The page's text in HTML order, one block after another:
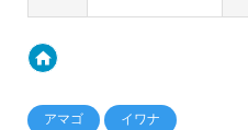
アマゴ イワナ